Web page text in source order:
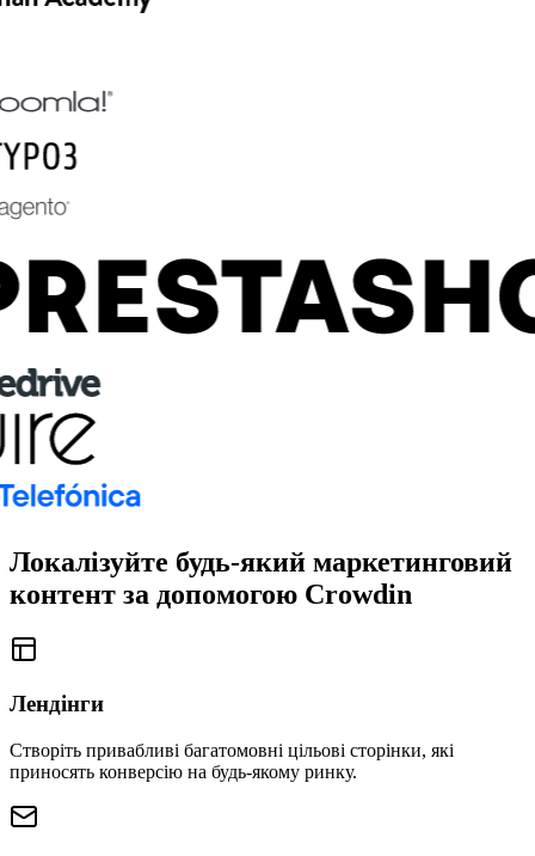
Локалізуйте будь-який маркетинговий
контент за допомогою Crowdin
Лендінги
Створіть привабливі багатомовні цільові сторінки, які
приносять конверсію на будь-якому ринку.